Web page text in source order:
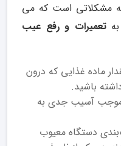
مشکلاتی است که می
بهتعمیرات و رفع عیب
ماده غذایی که درون
باشید.
موجب آسیب جدی به
دستگاه معیوب